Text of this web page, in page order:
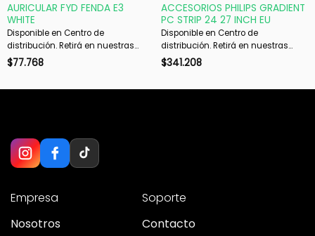
AURICULAR FYD FENDA E3
WHITE
Disponible en Centro de
distribución. Retirá en nuestras
sucursales en 48 hs hábiles. Si es
$77.768
ACCESORIOS PHILIPS GRADIENT
PC STRIP 24 27 INCH EU
Disponible en Centro de
distribución. Retirá en nuestras
sucursales en 48 hs hábiles. Si es
$341.208
Empresa
Nosotros
Soporte
Contacto